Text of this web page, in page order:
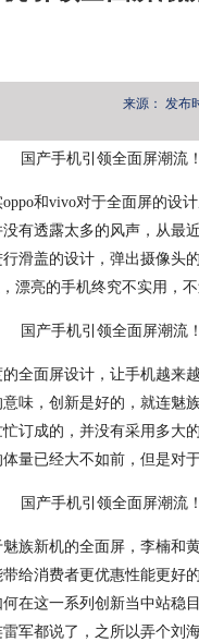
来源： 发布
oppo和vivo对于全面屏的设
有透露太多的风声，从最
滑盖的设计，弹出摄像头
漂亮的手机终究不实用，
的全面屏设计，让手机越来
味，创新是好的，就连魅
订成的，并没有采用多大
量已经大不如前，但是对
魅族新机的全面屏，李楠和
给消费者更优惠性能更好
在这一系列创新当中站稳
军都说了，之所以弄个刘